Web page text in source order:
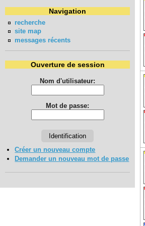
Navigation
recherche
site map
messages récents
Ouverture de session
Nom d'utilisateur:
Mot de passe:
Créer un nouveau compte
Demander un nouveau mot de passe